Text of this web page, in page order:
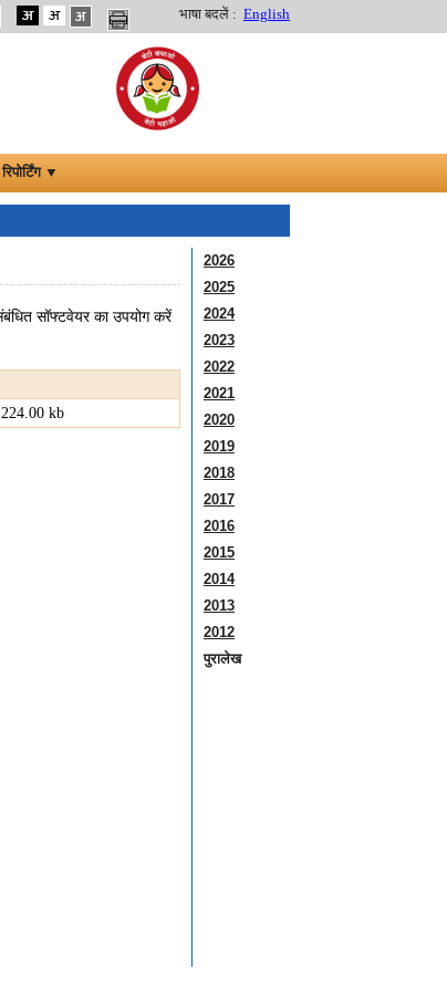
भाषा बदलें : English
▼
सॉफ्टवेयर का उपयोग करें
kb
2026
2025
2024
2023
2022
2021
2020
2019
2018
2017
2016
2015
2014
2013
2012
पुरालेख